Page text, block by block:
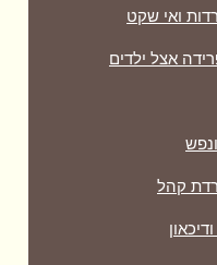
ואי שקט
אצל ילדים
קהל